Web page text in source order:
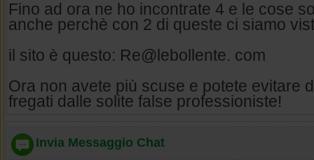
Fino ad ora ne ho incontrate 4 e le cose
anche perchè con 2 di queste ci siamo
il sito è questo: Re@lebollente. com
Ora non avete più scuse e potete evitare
fregati dalle solite false professioniste!
Invia Messaggio Chat